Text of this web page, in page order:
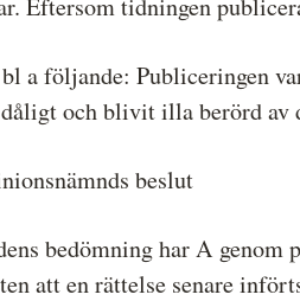
a följande: Publiceringen
och blivit illa berörd av
beslut
bedömning har A
att en rättelse senare